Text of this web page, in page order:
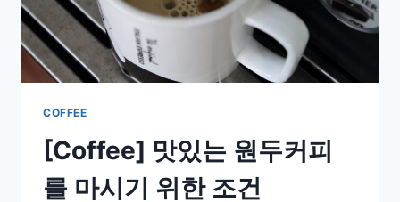
모
블
랜
COFFEE
[Coffee] 맛있는 원두커피
를 마시기 위한 조건